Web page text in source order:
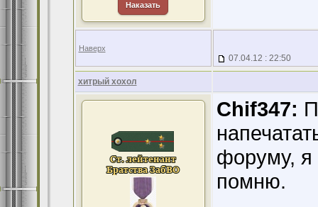
Наказать
Наверх
07.04.12 : 22:50
хитрый хохол
Chif347:
форуму, я
помню.